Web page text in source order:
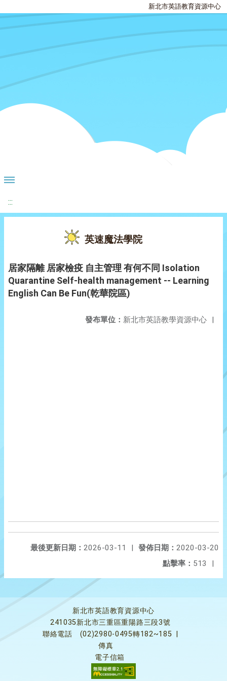
新北市英語教育資源中心
:::
英速魔法學院
居家隔離 居家檢疫 自主管理 有何不同 Isolation
Quarantine Self-health management -- Learning
English Can Be Fun(乾華院區)
發布單位： 新北市英語教學資源中心 |
發佈日期： 2020-03-20
最後更新日期： 2026-03-11
|
點擊率： 513 |
新北市英語教育資源中心
241035新北市三重區重陽路三段3號
聯絡電話
(02)2980-0495轉182~185
傳真
電子信箱